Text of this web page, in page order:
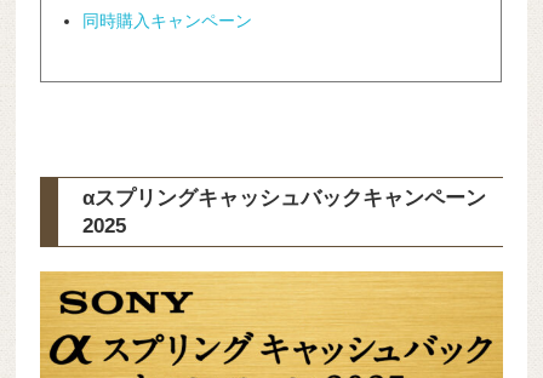
同時購入キャンペーン
αスプリングキャッシュバックキャンペーン
2025